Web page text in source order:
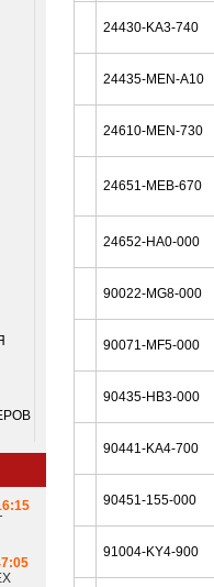
24430-KA3-740
24435-MEN-A10
24610-MEN-730
24651-MEB-670
24652-HA0-000
90022-MG8-000
90071-MF5-000
90435-HB3-000
90441-KA4-700
90451-155-000
91004-KY4-900